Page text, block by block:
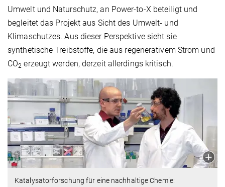
Umwelt und Naturschutz, an Power-to-X beteiligt und
begleitet das Projekt aus Sicht des Umwelt- und
Klimaschutzes. Aus dieser Perspektive sieht sie
synthetische Treibstoffe, die aus regenerativem Strom und
CO2 erzeugt werden, derzeit allerdings kritisch.
Katalysatorforschung für eine nachhaltige Chemie: